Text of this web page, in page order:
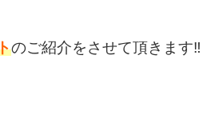
のご紹介をさせて頂きます‼